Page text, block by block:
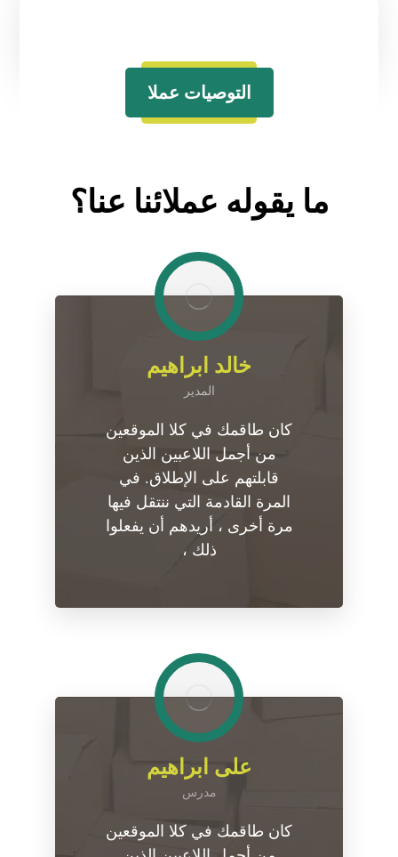
التوصيات عملا
ما يقوله عملائنا عنا؟
خالد ابراهیم
المدیر
كان طاقمك في كلا الموقعين
من أجمل اللاعبين الذين
قابلتهم على الإطلاق. في
المرة القادمة التي ننتقل فيها
مرة أخرى ، أريدهم أن يفعلوا
ذلك ،
علی ابراهیم
مدرس
كان طاقمك في كلا الموقعين